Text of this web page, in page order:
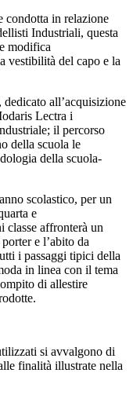
condotta in relazione
Industriali, questa
modifica
vestibilità del capo e la
all’acquisizione
Lectra i
il percorso
della scuola le
della scuola-
scolastico, per un
e
classe affronterà un
e l’abito da
i passaggi tipici della
in linea con il tema
di allestire
si avvalgono di
finalità illustrate nella